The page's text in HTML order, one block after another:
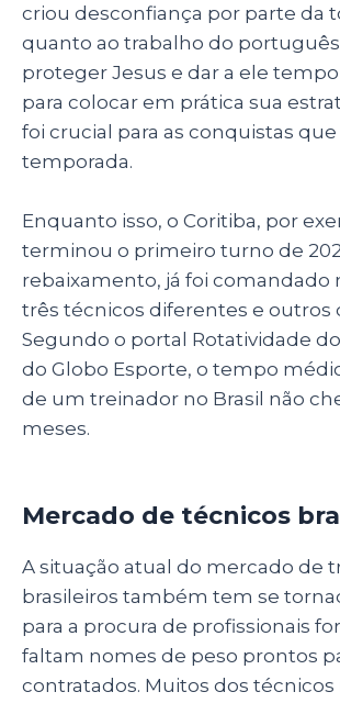
criou desconfiança por parte da
quanto ao trabalho do
proteger Jesus e dar a ele
para colocar em prática sua
foi crucial para as conquistas
temporada.
Enquanto isso, o Coritiba, por
terminou o primeiro turno de
rebaixamento, já foi comandado
três técnicos diferentes e outros
Segundo o portal Rotatividade
do Globo Esporte, o tempo
de um treinador no Brasil não
meses.
Mercado de técnicos
A situação atual do mercado de
brasileiros também tem se
para a procura de profissionais
faltam nomes de peso prontos
contratados. Muitos dos técnicos